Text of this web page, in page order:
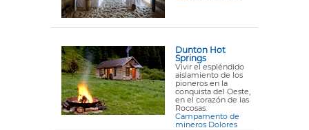
Dunton Hot
Springs
Vivir el espléndido
aislamiento de los
pioneros en la
conquista del Oeste,
en el corazón de las
Rocosas.
Campamento de
mineros Dolores